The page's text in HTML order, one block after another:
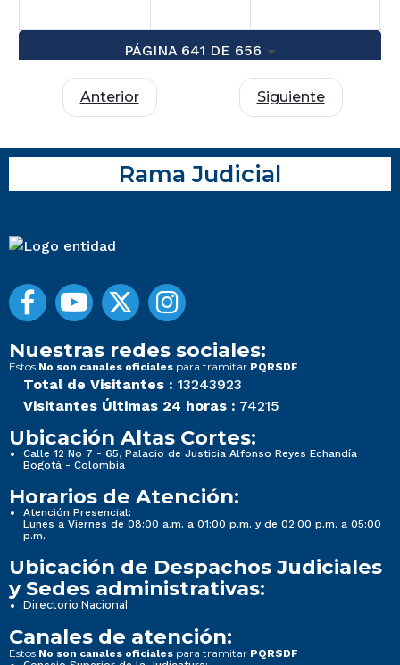
PÁGINA 641 DE 656
Anterior Siguiente
Rama Judicial
Nuestras redes sociales:
Estos No son canales oficiales para tramitar PQRSDF
Total de Visitantes : 13243923
Visitantes Últimas 24 horas : 74215
Ubicación Altas Cortes:
Calle 12 No 7 - 65, Palacio de Justicia Alfonso Reyes Echandía
Bogotá - Colombia
Horarios de Atención:
Atención Presencial:
Lunes a Viernes de 08:00 a.m. a 01:00 p.m. y de 02:00 p.m. a 05:00
p.m.
Ubicación de Despachos Judiciales
y Sedes administrativas:
Directorio Nacional
Canales de atención:
Estos No son canales oficiales para tramitar PQRSDF